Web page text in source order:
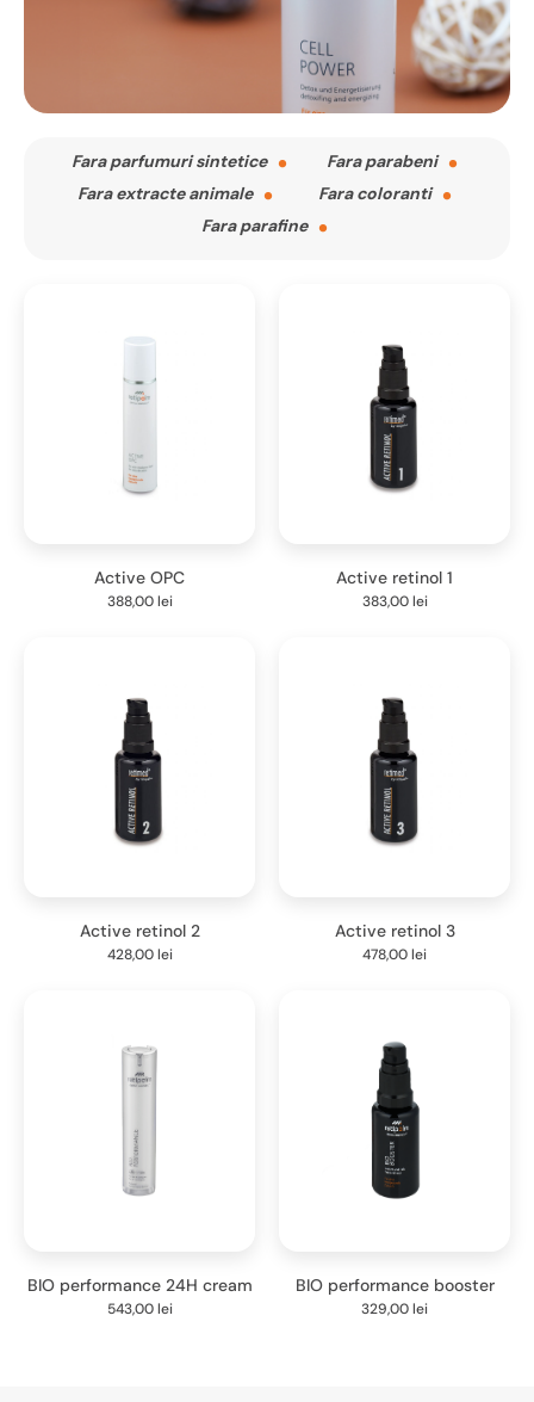
Fara parfumuri sintetice
Fara parabeni
Fara extracte animale
Fara coloranti
Fara parafine
Active OPC
388,00lei
Active retinol 1
383,00lei
Active retinol 2
428,00lei
Active retinol 3
478,00lei
BIO performance 24H cream
543,00lei
BIO performance booster
329,00lei